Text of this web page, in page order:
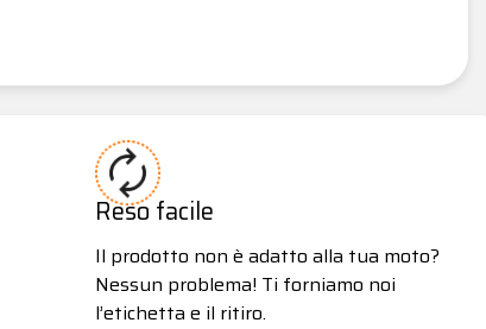
Reso facile
Il prodotto non è adatto alla tua moto?
Nessun problema! Ti forniamo noi
l’etichetta e il ritiro.